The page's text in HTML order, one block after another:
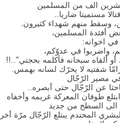
الف من المسلمين
مستميتا ضاريا..
وسقط منهم شهداء كثيرون.
أفئدة المسلمين،
في اخوانه:
واضربوا في عدوّكم،
أو ألقاه سبحانه فأكلمه بحجتي"..!!
شفتيه لا يحرّك لسانه بهمس.
مصير الرّجّال
عن الرّجّال حتى أبصره..
طوفان المعركة غريمه وأخفاه
الى السطح من جديد
المحتدم يبتلع الرّجّال مرّة